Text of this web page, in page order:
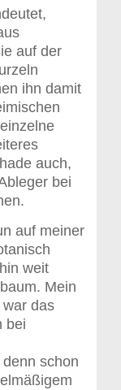
auf der
ihn damit
auch,
bei
auf meiner
weit
Mein
das
bei
schon